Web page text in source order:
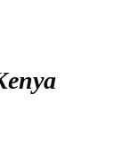
(origine et/